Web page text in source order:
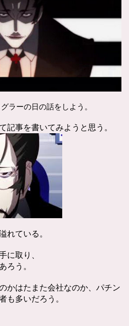
ラーの日の話をしよう。
記事を書いてみようと思う。
れている。
に取り、
ろう。
かはたまた会社なのか、パチン
も多いだろう。